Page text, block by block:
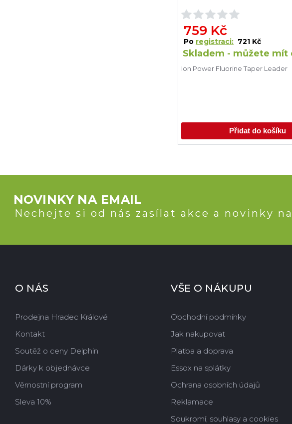
759 Kč
Po registraci: 721 Kč
Skladem - můžete mít
Ion Power Fluorine Taper Leader
Přidat do košíku
NOVINKY NA EMAIL
Nechejte si od nás zasílat akce a novinky
O NÁS
Prodejna Hradec Králové
Kontakt
Soutěž o ceny Delphin
Dárky k objednávce
Věrnostní program
Sleva 10%
VŠE O NÁKUPU
Obchodní podmínky
Jak nakupovat
Platba a doprava
Essox na splátky
Ochrana osobních údajů
Reklamace
Soukromí, souhlasy a cookies